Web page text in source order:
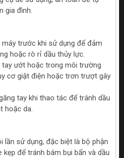
gia đình.
máy trước khi sử dụng để đảm
hoặc rò rỉ dầu thủy lực.
tay ướt hoặc trong môi trường
cơ giật điện hoặc trơn trượt gây
tay khi thao tác để tránh dầu
hoặc da.
lần sử dụng, đặc biệt là bộ phận
kẹp để tránh bám bụi bẩn và dầu